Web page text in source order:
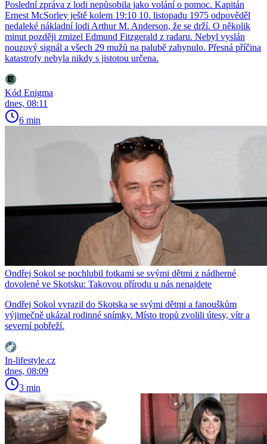
Poslední zpráva z lodi nepůsobila jako volání o pomoc. Kapitán
Ernest McSorley ještě kolem 19:10 10. listopadu 1975 odpověděl
nedaleké nákladní lodi Arthur M. Anderson, že se drží. O několik
minut později zmizel Edmund Fitzgerald z radaru. Nebyl vyslán
nouzový signál a všech 29 mužů na palubě zahynulo. Přesná příčina
katastrofy nebyla nikdy s jistotou určena.
Kód Enigma
dnes, 08:11
6 min
Ondřej Sokol se pochlubil fotkami se svými dětmi z nádherné
dovolené ve Skotsku: Takovou přírodu u nás nenajdete
Ondřej Sokol vyrazil do Skotska se svými dětmi a fanouškům
výjimečně ukázal rodinné snímky. Místo tropů zvolili útesy, vítr a
severní pobřeží.
In-lifestyle.cz
dnes, 08:09
3 min